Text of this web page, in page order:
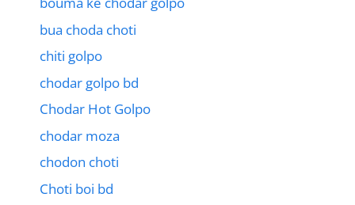
bua choda choti
chiti golpo
chodar golpo bd
Chodar Hot Golpo
chodar moza
chodon choti
Choti boi bd